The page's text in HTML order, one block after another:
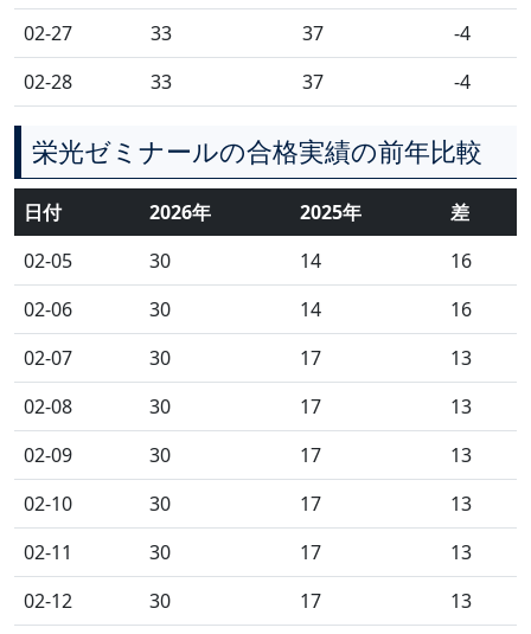
02-27
33 37
-4
02-28
33 37 -4
栄光ゼミナールの合格実績の前年比較
日付 2026年 2025年
差
02-05
30 14
16
02-06
30 14
16
02-07
30 17
13
02-08
30 17
13
02-09
30 17
13
02-10
30 17
13
02-11
30 17
13
02-12
30 17
13